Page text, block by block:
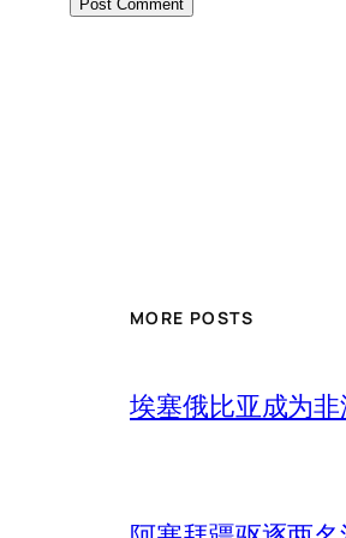
MORE POSTS
埃塞俄比亚成为